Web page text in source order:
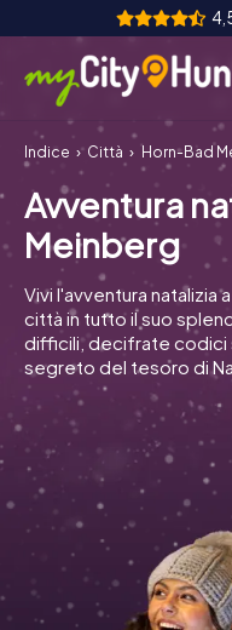
Come funziona
Città
Tour
Team Building
Biglietti
INT AT
ES
FR
IT
Indice Città Horn-Bad
Avventura
Meinberg
Vivi l'avventura natalizia
città in tutto il suo
difficili, decifrate codici
segreto del tesoro di